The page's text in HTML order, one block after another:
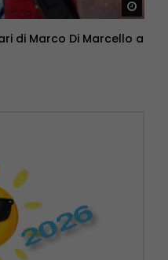
di Marco Di Marcello a